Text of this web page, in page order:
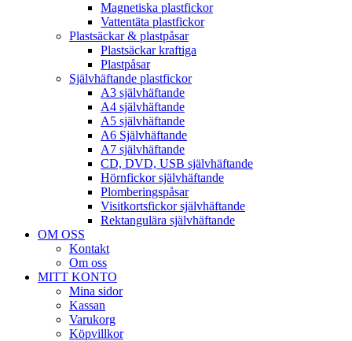
Magnetiska plastfickor
Vattentäta plastfickor
Plastsäckar & plastpåsar
Plastsäckar kraftiga
Plastpåsar
Självhäftande plastfickor
A3 självhäftande
A4 självhäftande
A5 självhäftande
A6 Självhäftande
A7 självhäftande
CD, DVD, USB självhäftande
Hörnfickor självhäftande
Plomberingspåsar
Visitkortsfickor självhäftande
Rektangulära självhäftande
OM OSS
Kontakt
Om oss
MITT KONTO
Mina sidor
Kassan
Varukorg
Köpvillkor